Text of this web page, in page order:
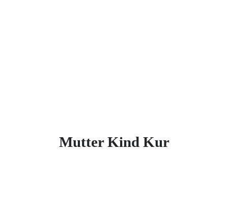
Mutter Kind Kur